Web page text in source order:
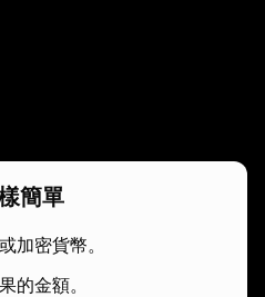
簡單
加密貨幣。
的金額。